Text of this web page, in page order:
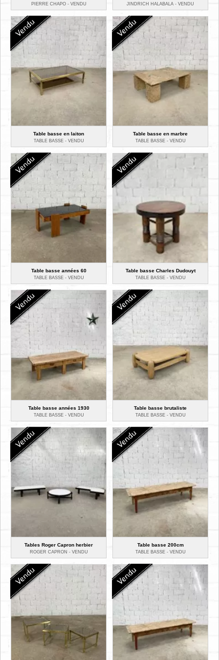
PIERRE CHAPO - VENDU JINDRICH HALABALA - VENDU
Table basse en laiton
TABLE BASSE - VENDU
Table basse en marbre
TABLE BASSE - VENDU
Table basse années 60
TABLE BASSE - VENDU
Table basse Charles Dudouyt
TABLE BASSE - VENDU
Table basse années 1930
TABLE BASSE - VENDU
Table basse brutaliste
TABLE BASSE - VENDU
Tables Roger Capron herbier
ROGER CAPRON - VENDU
Table basse 200cm
TABLE BASSE - VENDU